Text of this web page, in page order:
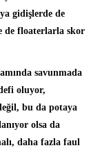
gidişlerde de
de floaterlarla skor
savunmada
oluyor,
bu da potaya
olsa da
daha fazla faul